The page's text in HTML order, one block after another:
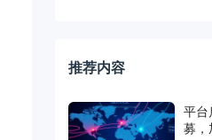
推荐内容
平台
募，